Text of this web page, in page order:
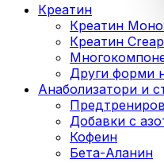
Креатин
Креатин
Креатин
Други форми
Анаболизатори и
Добавки с
Кофеин
Бета-Аланин